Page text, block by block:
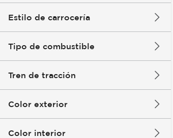
Estilo de carrocería
Tipo de combustible
Tren de tracción
Color exterior
Color interior